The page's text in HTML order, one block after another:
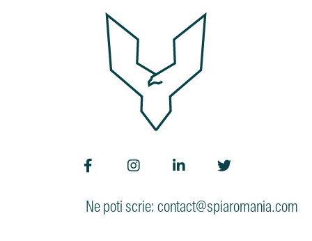
Ne poti scrie: contact@spiaromania.com